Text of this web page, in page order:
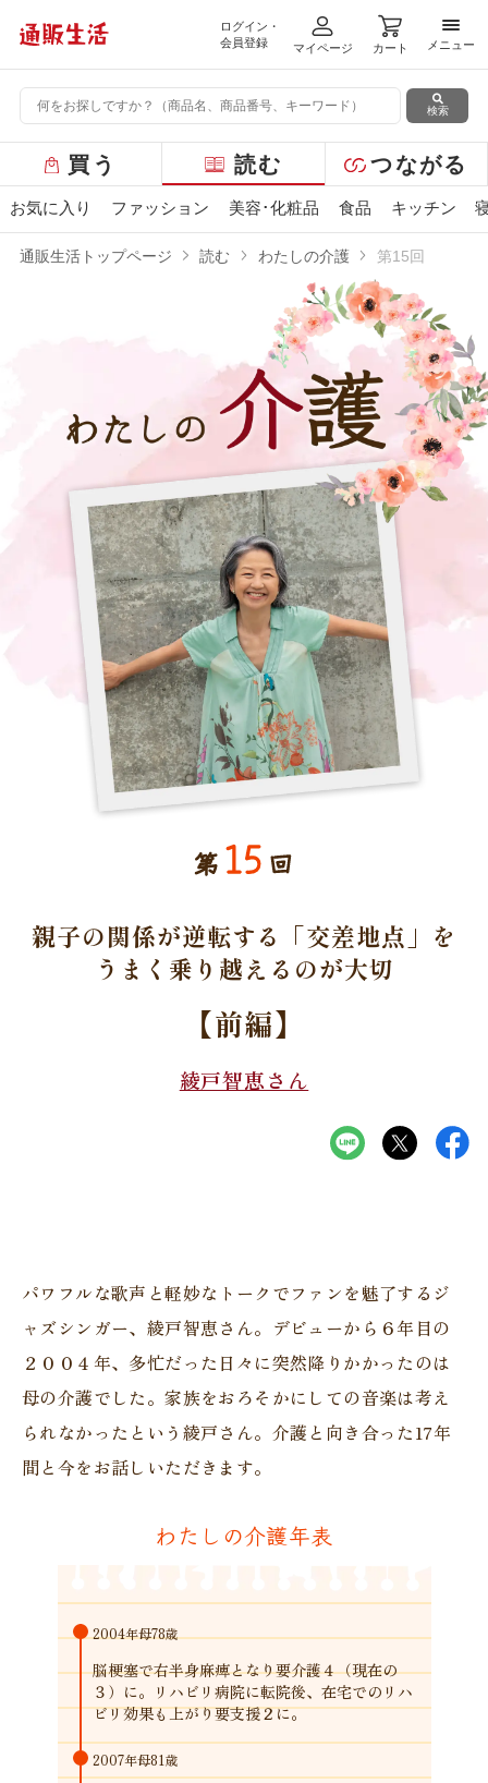
ログイン・
会員登録
マイページ カート
メニ
メニュー
検索
ー
バ
買う 読む つながる
お気に入り ファッション 美容･化粧品 食品 キッチン
通販生活トップページ 読む わたしの介護 第15回
第 15 回
親子の関係が逆転する「交差地点」を
うまく乗り越えるのが大切
【前編】
綾戸智恵さん
パワフルな歌声と軽妙なトークでファンを魅了するジ
ャズシンガー、綾戸智恵さん。デビューから６年目の
２００４年、多忙だった日々に突然降りかかったのは
母の介護でした。家族をおろそかにしての音楽は考え
られなかったという綾戸さん。介護と向き合った17年
間と今をお話しいただきます。
わたしの介護年表
2004年母78歳
脳梗塞で右半身麻痺となり要介護４（現在の
３）に。リハビリ病院に転院後、在宅でのリハ
ビリ効果も上がり要支援２に。
2007年母81歳